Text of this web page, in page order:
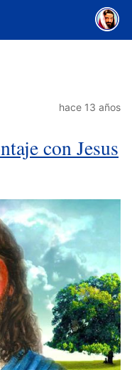
hace 13 años
con Jesus